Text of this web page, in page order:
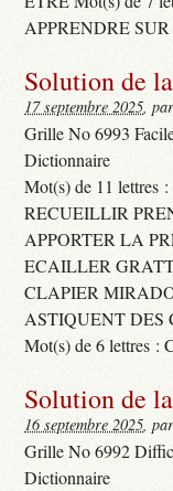
APPRENDRE
Solution de
17 septembre 2025,
Grille No 6993
Dictionnaire
Mot(s) de 11
RECUEILLIR
APPORTER LA
ECAILLER
CLAPIER
ASTIQUENT DES
Mot(s) de 6 lettres
Solution de
16 septembre 2025,
Grille No 6992
Dictionnaire